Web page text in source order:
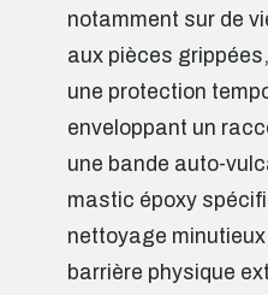
notamment sur de
aux pièces
une protection
enveloppant un
une bande auto-
mastic époxy
nettoyage
barrière physique